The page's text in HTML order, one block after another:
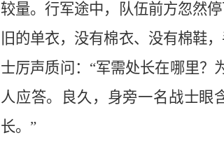
较量。行军途中，队伍前方忽然
旧的单衣，没有棉衣、没有棉鞋
士厉声质问：“军需处长在哪里？
人应答。良久，身旁一名战士眼
长。”